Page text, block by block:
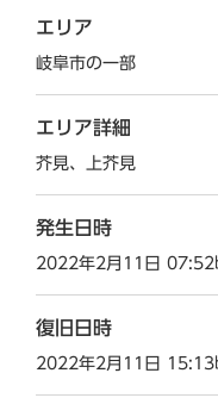
エリア
岐阜市の一部
エリア詳細
芥見、上芥見
発生日時
2022年2月11日 07:52
復旧日時
2022年2月11日 15:13